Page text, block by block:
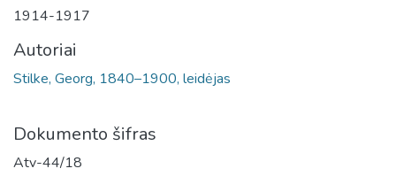
1914-1917
Autoriai
Stilke, Georg, 1840–1900, leidėjas
Dokumento šifras
Atv-44/18